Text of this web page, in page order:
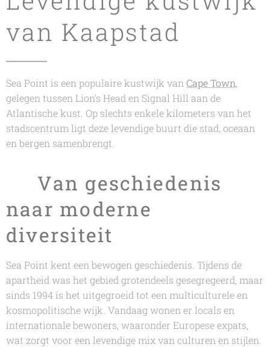
van Kaapstad
Sea Point is een populaire kustwijk van Cape Town,
gelegen tussen Lion's Head en Signal Hill aan de
Atlantische kust. Op slechts enkele kilometers van het
stadscentrum ligt deze levendige buurt die stad, oceaan
en bergen samenbrengt.
🌍 Van geschiedenis
naar moderne
diversiteit
Sea Point kent een bewogen geschiedenis. Tijdens de
apartheid was het gebied grotendeels gesegregeerd, maar
sinds 1994 is het uitgegroeid tot een multiculturele en
kosmopolitische wijk. Vandaag wonen er locals en
internationale bewoners, waaronder Europese expats,
wat zorgt voor een levendige mix van culturen en stijlen.